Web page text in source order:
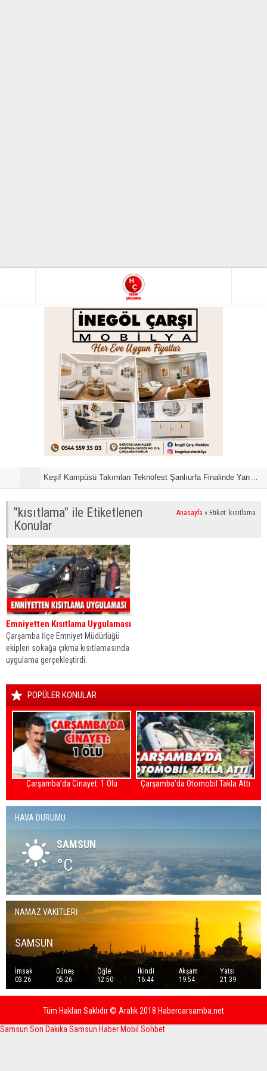
Keşif Kampüsü Takımları Teknofest Şanlıurfa Finalinde Yarışmaya Hak Kazandı
Anasayfa » Etiket: kısıtlama
"kısıtlama" ile Etiketlenen
Konular
Emniyetten Kısıtlama Uygulaması
Çarşamba İlçe Emniyet Müdürlüğü
ekipleri sokağa çıkma kısıtlamasında
uygulama gerçekleştirdi.
Cumhurbaşkanı Recep Tayyip
Erdoğan’ın açıklaması...
POPÜLER KONULAR
Çarşamba’da Cinayet: 1 Ölü Çarşamba’da Otomobil Takla Attı
HAVA DURUMU
SAMSUN
°C
NAMAZ VAKİTLERİ
SAMSUN
İmsak
03:26
Güneş
05:26
Öğle
12:50
İkindi
16:44
Akşam
19:54
Yatsı
21:39
Tüm Hakları Saklıdır © Aralık 2018 Habercarsamba.net
Samsun Son Dakika Samsun Haber Mobil Sohbet